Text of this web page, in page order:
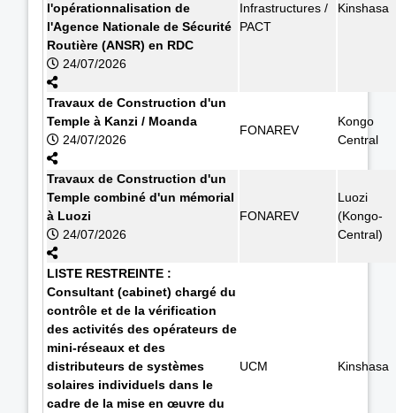
l'opérationnalisation de
l'Agence Nationale de Sécurité
Routière (ANSR) en RDC
24/07/2026
Infrastructures /
PACT
Kinshasa
Travaux de Construction d'un
Temple à Kanzi / Moanda
24/07/2026
FONAREV
Kongo
Central
Travaux de Construction d'un
Temple combiné d'un mémorial
à Luozi
24/07/2026
FONAREV
Luozi
(Kongo-
Central)
LISTE RESTREINTE :
Consultant (cabinet) chargé du
contrôle et de la vérification
des activités des opérateurs de
mini-réseaux et des
distributeurs de systèmes
solaires individuels dans le
cadre de la mise en œuvre du
UCM Kinshasa